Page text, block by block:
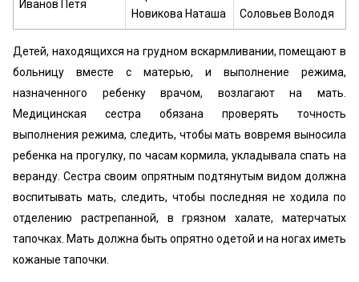
Иванов Петя
Новикова Наташа
Соловьев Володя
Детей, находящихся на грудном вскармливании, помещают в
больницу вместе с матерью, и выполнение режима,
назначенного ребенку врачом, возлагают на мать.
Медицинская сестра обязана проверять точность
выполнения режима, следить, чтобы мать вовремя выносила
ребенка на прогулку, по часам кормила, укладывала спать на
веранду. Сестра своим опрятным подтянутым видом должна
воспитывать мать, следить, чтобы последняя не ходила по
отделению растрепанной, в грязном халате, матерчатых
тапочках. Мать должна быть опрятно одетой и на ногах иметь
кожаные тапочки.